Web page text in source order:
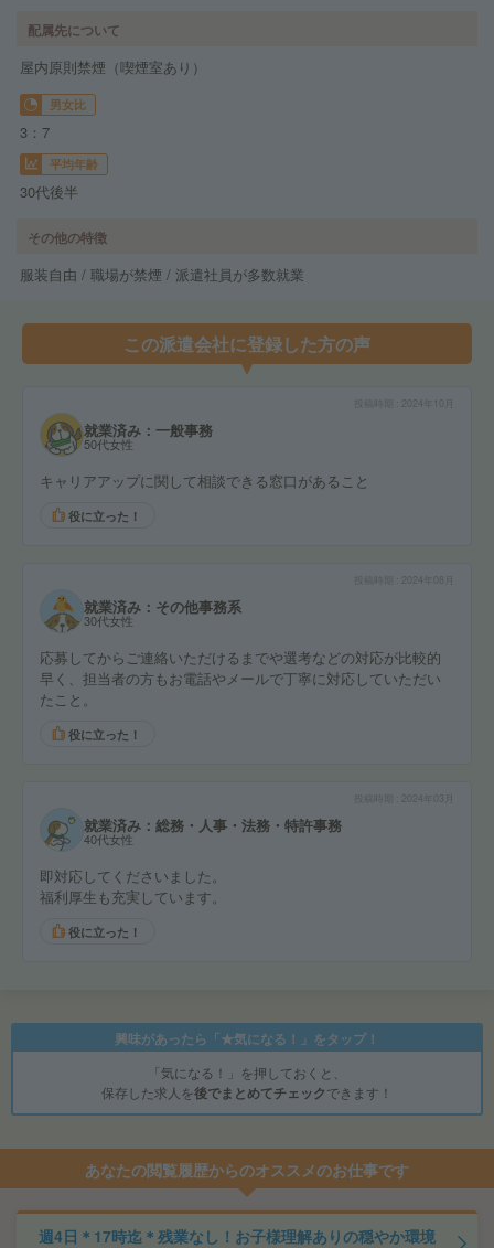
配属先について
屋内原則禁煙（喫煙室あり）
男女比
3：7
平均年齢
30代後半
その他の特徴
服装自由 / 職場が禁煙 / 派遣社員が多数就業
この派遣会社に登録した方の声
2024年10月
就業済み：一般事務
50代女性
キャリアアップに関して相談できる窓口があること
役に立った！
2024年08月
就業済み：その他事務系
30代女性
応募してからご連絡いただけるまでや選考などの対応が比較的
早く、担当者の方もお電話やメールで丁寧に対応していただい
たこと。
役に立った！
2024年03月
就業済み：総務・人事・法務・特許事務
40代女性
即対応してくださいました。
福利厚生も充実しています。
役に立った！
興味があったら「★気になる！」をタップ！
「気になる！」を押しておくと、
保存した求人を後でまとめてチェックできます！
あなたの閲覧履歴からのオススメのお仕事です
週4日＊17時迄＊残業なし！お子様理解ありの穏やか環境